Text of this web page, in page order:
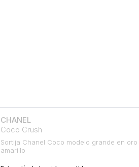
CHANEL
Coco Crush
Sortija Chanel Coco modelo grande en oro
amarillo